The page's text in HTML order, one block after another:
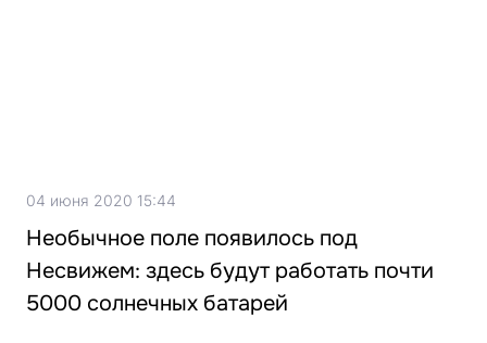
04 июня 2020 15:44
Необычное поле появилось под
Несвижем: здесь будут работать почти
5000 солнечных батарей